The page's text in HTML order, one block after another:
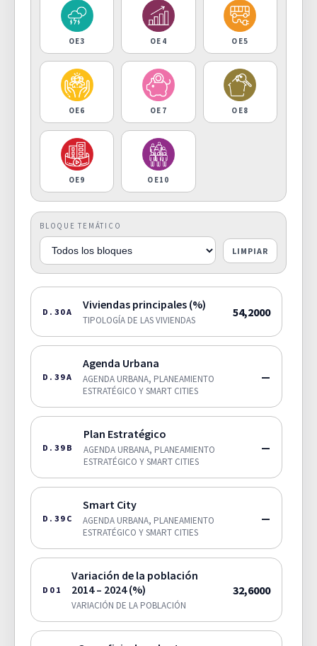
OE3 OE4 OE5
OE6 OE7 OE8
OE9 OE10
BLOQUE TEMÁTICO
LIMPIAR
D.30A
Viviendas principales (%)
TIPOLOGÍA DE LAS VIVIENDAS
54,2000
D.39A
Agenda Urbana
AGENDA URBANA, PLANEAMIENTO
ESTRATÉGICO Y SMART CITIES
—
D.39B
Plan Estratégico
AGENDA URBANA, PLANEAMIENTO
ESTRATÉGICO Y SMART CITIES
—
D.39C
Smart City
AGENDA URBANA, PLANEAMIENTO
ESTRATÉGICO Y SMART CITIES
—
D01
Variación de la población
2014 – 2024 (%)
VARIACIÓN DE LA POBLACIÓN
32,6000